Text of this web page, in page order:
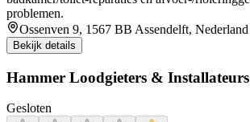
problemen.
Ossenven 9, 1567 BB Assendelft, Nederland
Bekijk details
Hammer Loodgieters & Installateurs
Gesloten